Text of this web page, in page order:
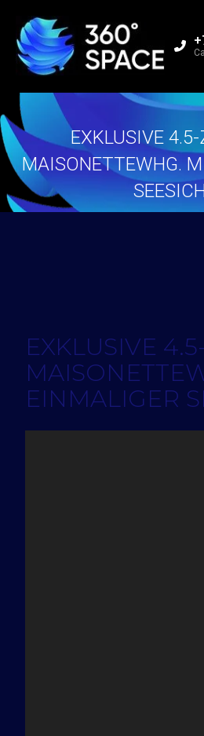
EXKLUSIVE
MAISONETTEWHG.
Вы
EXKLUSIVE
EINMALIGER